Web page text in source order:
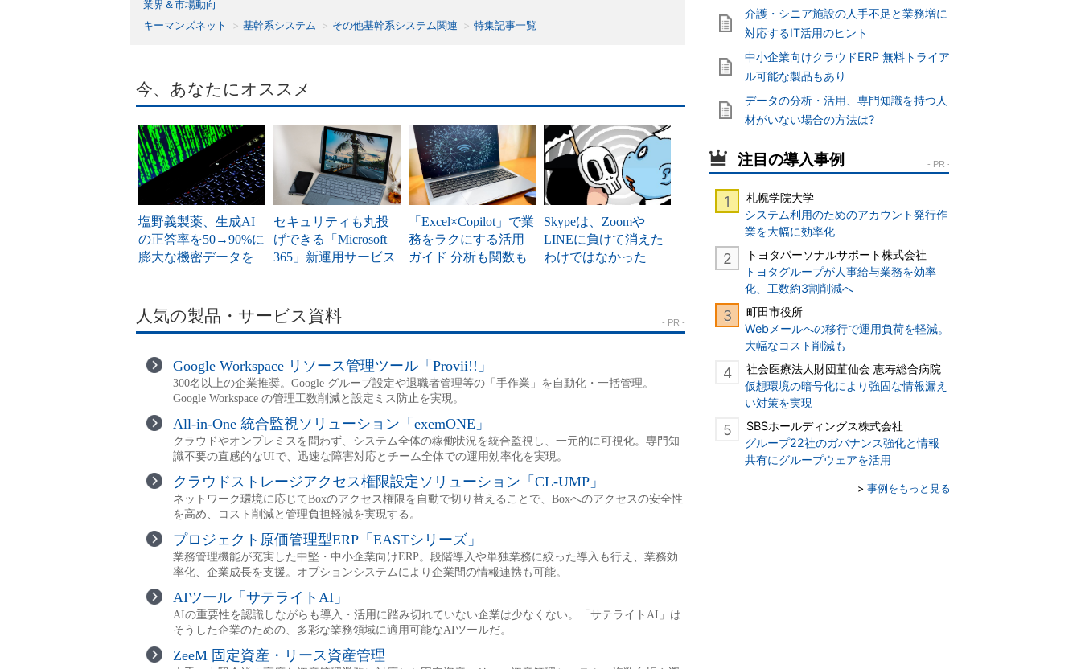
業界＆市場動向
キーマンズネット
基幹系システム その他基幹系システム関連 特集記事一覧
介護・シニア施設の人手不足と業務増に
対応するIT活用のヒント
中小企業向けクラウドERP 無料トライア
ル可能な製品もあり
データの分析・活用、専門知識を持つ人
材がいない場合の方法は?